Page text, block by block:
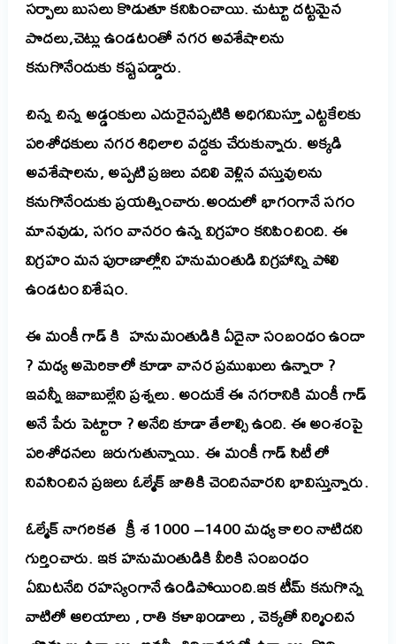
సర్పాలు బుసలు కొడుతూ కనిపించాయి. చుట్టూ దట్టమైన
పొదలు,చెట్లు ఉండటంతో నగర అవశేషాలను
కనుగొనేందుకు కష్టపడ్డారు.
చిన్న చిన్న అడ్డంకులు ఎదురైనప్పటికి అధిగమిస్తూ ఎట్టకేలకు
పరిశోధకులు నగర శిధిలాల వద్దకు చేరుకున్నారు. అక్కడి
అవశేషాలను, అప్పటి ప్రజలు వదిలి వెళ్లిన వస్తువులను
కనుగొనేందుకు ప్రయత్నించారు.అందులో భాగంగానే సగం
మానవుడు, సగం వానరం ఉన్న విగ్రహం కనిపించింది. ఈ
విగ్రహం మన పురాణాల్లోని హనుమంతుడి విగ్రహాన్ని పోలి
ఉండటం విశేషం.
ఈ మంకీ గాడ్ కి హనుమంతుడికి ఏదైనా సంబంధం ఉందా
? మధ్య అమెరికాలో కూడా వానర ప్రముఖులు ఉన్నారా ?
ఇవన్నీ జవాబుల్లేని ప్రశ్నలు. అందుకే ఈ నగరానికి మంకీ గాడ్
అనే పేరు పెట్టారా ? అనేది కూడా తేలాల్సి ఉంది. ఈ అంశంపై
పరిశోధనలు జరుగుతున్నాయి. ఈ మంకీ గాడ్ సిటీ లో
నివసించిన ప్రజలు ఓల్మేక్ జాతికి చెందినవారని భావిస్తున్నారు.
ఓల్మేక్ నాగరికత క్రీ శ 1000 –1400 మధ్య కాలం నాటిదని
గుర్తించారు. ఇక హనుమంతుడికి వీరికి సంబంధం
ఏమిటనేది రహస్యంగానే ఉండిపోయింది.ఇక టీమ్ కనుగొన్న
వాటిలో ఆలయాలు , రాతి కళాఖండాలు , చెక్కతో నిర్మించిన